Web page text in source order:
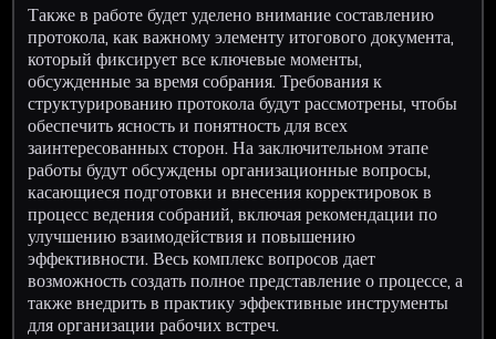
Также в работе будет уделено внимание составлению
протокола, как важному элементу итогового документа,
который фиксирует все ключевые моменты,
обсужденные за время собрания. Требования к
структурированию протокола будут рассмотрены, чтобы
обеспечить ясность и понятность для всех
заинтересованных сторон. На заключительном этапе
работы будут обсуждены организационные вопросы,
касающиеся подготовки и внесения корректировок в
процесс ведения собраний, включая рекомендации по
улучшению взаимодействия и повышению
эффективности. Весь комплекс вопросов дает
возможность создать полное представление о процессе, а
также внедрить в практику эффективные инструменты
для организации рабочих встреч.